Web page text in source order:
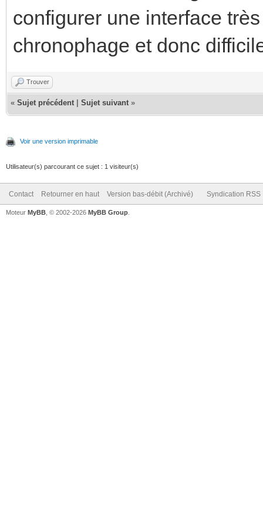
configurer une interface
chronophage et donc
Trouver
« Sujet précédent Sujet suivant »
Voir une version imprimable
Utilisateur(s) parcourant ce sujet : 1 visiteur(s)
Contact Retourner en haut Version bas-débit (Archivé) Syndication RSS
Moteur MyBB , © 2002-2026 MyBB Group